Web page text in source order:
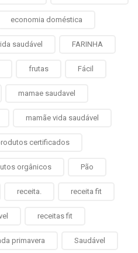
economia doméstica
saudável FARINHA
frutas Fácil
mamae saudavel
mamãe vida saudável
certificados
orgânicos Pão
receita. receita fit
receitas fit
primavera Saudável